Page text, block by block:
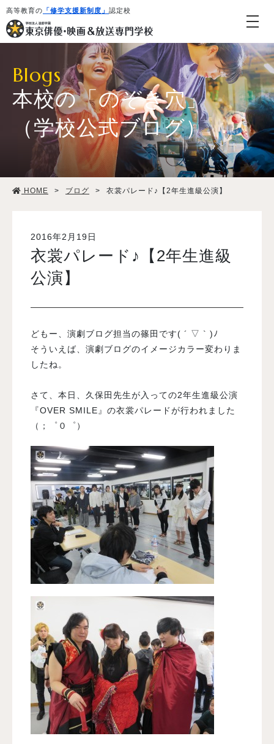
高等教育の 「修学支援新制度」 認定校
学校紹介・教育システム
学生生活
就職・デビュー
入試案内
学校情報
訪問者別メニュー
Blogs
本校の「のぞき穴」
（学校公式ブログ）
HOME > ブログ > 衣裳パレード♪【2年生進級公演】
2016年2月19日
衣裳パレード♪【2年生進級
公演】
どもー、演劇ブログ担当の篠田です( ´ ▽ ` )ﾉ
そういえば、演劇ブログのイメージカラー変わりま
したね。
さて、本日、久保田先生が入っての2年生進級公演
『OVER SMILE』の衣裳パレードが行われました
（；゜０゜）